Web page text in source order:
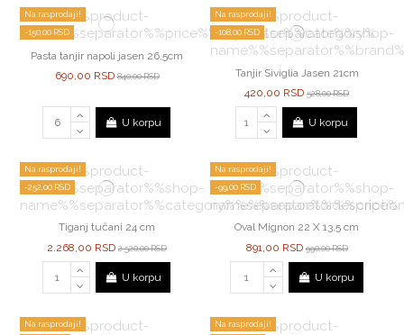
Na rasprodaji!
-150,00 RSD
Pasta tanjir napoli jasen 26,5cm
690,00 RSD840,00 RSD
U korpu
Na rasprodaji!
-108,00 RSD
Tanjir Siviglia Jasen 21cm
420,00 RSD528,00 RSD
U korpu
Na rasprodaji!
-252,00 RSD
Tiganj tučani 24 cm
2.268,00 RSD2.520,00 RSD
U korpu
Na rasprodaji!
-99,00 RSD
Oval Mignon 22 X 13,5 cm
891,00 RSD 990,00 RSD
U korpu
Na rasprodaji!
Na rasprodaji!